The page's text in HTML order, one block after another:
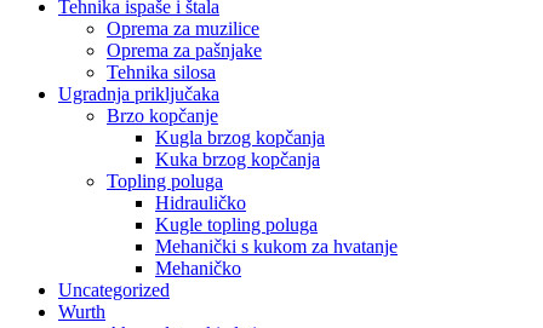
Tehnika ispaše i štala
Oprema za muzilice
Oprema za pašnjake
Tehnika silosa
Ugradnja priključaka
Brzo kopčanje
Kugla brzog kopčanja
Kuka brzog kopčanja
Topling poluga
Hidrauličko
Kugle topling poluga
Mehanički s kukom za hvatanje
Mehaničko
Uncategorized
Wurth